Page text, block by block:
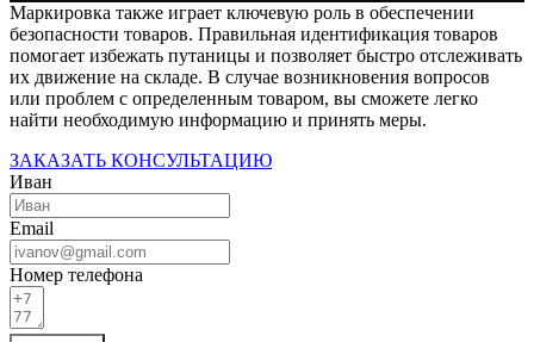
Маркировка также играет ключевую роль в обеспечении
безопасности товаров. Правильная идентификация товаров
помогает избежать путаницы и позволяет быстро отслеживать
их движение на складе. В случае возникновения вопросов
или проблем с определенным товаром, вы сможете легко
найти необходимую информацию и принять меры.
ЗАКАЗАТЬ КОНСУЛЬТАЦИЮ
Иван
Email
Номер телефона